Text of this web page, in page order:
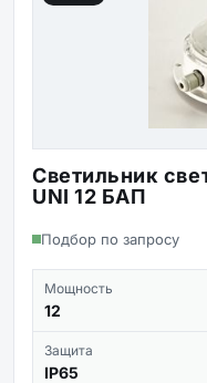
Светильник
UNI 12 БАП
Подбор по запросу
Мощность
12
Защита
IP65